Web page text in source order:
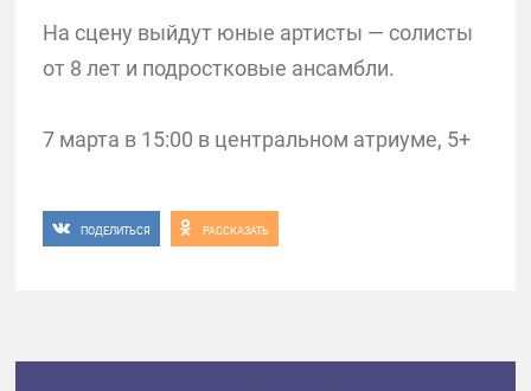
На сцену выйдут юные артисты — солисты
от 8 лет и подростковые ансамбли.
7 марта в 15:00 в центральном атриуме, 5+
ПОДЕЛИТЬСЯ РАССКАЗАТЬ